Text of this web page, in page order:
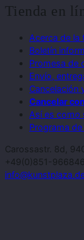
Tienda en
Acerca de la
Boletín
Promesa de
Envío,
Cancelación
Cancelar
Así es como
Programa
Carossastr. 8d,
+49(0)851-